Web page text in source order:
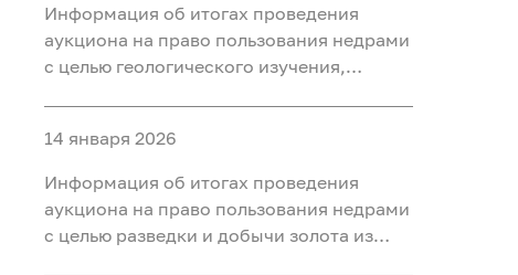
Информация об итогах проведения
аукциона на право пользования недрами
с целью геологического изучения,
«Тарховский», расположенного на
территории Ханты-Мансийского района
Ханты-Мансийского автономного округа
- Югры
14 января 2026
Информация об итогах проведения
аукциона на право пользования недрами
с целью разведки и добычи золота из